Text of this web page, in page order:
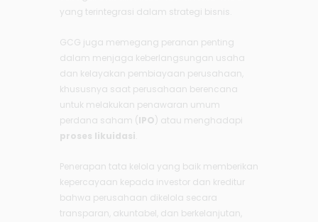
yang terintegrasi dalam strategi bisnis.
GCG juga memegang peranan penting
dalam menjaga keberlangsungan usaha
dan kelayakan pembiayaan perusahaan,
khususnya saat perusahaan berencana
untuk melakukan penawaran umum
perdana saham (IPO ) atau menghadapi
proses likuidasi
Penerapan tata kelola yang baik memberikan
kepercayaan kepada investor dan kreditur
bahwa perusahaan dikelola secara
transparan, akuntabel, dan berkelanjutan,